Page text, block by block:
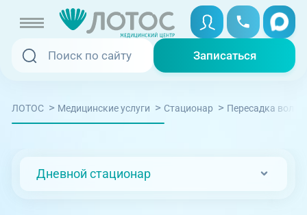
Записаться
Записаться
Услуги и цены
Записаться онлайн
Вызвать скорую
Медицина на дому
ЛОТОС > Медицинские услуги > Стационар > Пересадка волос
Дневной стационар